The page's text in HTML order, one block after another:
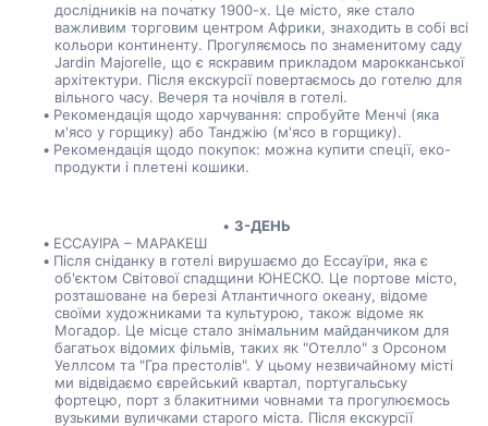
дослідників на початку 1900-х. Це місто, яке стало
важливим торговим центром Африки, знаходить в собі всі
кольори континенту. Прогуляємось по знаменитому саду
Jardin Majorelle, що є яскравим прикладом марокканської
архітектури. Після екскурсії повертаємось до готелю для
вільного часу. Вечеря та ночівля в готелі.
Рекомендація щодо харчування: спробуйте Менчі (яка
м'ясо у горщику) або Танджію (м'ясо в горщику).
Рекомендація щодо покупок: можна купити спеції, еко-
продукти і плетені кошики.
3-ДЕНЬ
ЕССАУІРА – МАРАКЕШ
Після сніданку в готелі вирушаємо до Ессауїри, яка є
об'єктом Світової спадщини ЮНЕСКО. Це портове місто,
розташоване на березі Атлантичного океану, відоме
своїми художниками та культурою, також відоме як
Могадор. Це місце стало знімальним майданчиком для
багатьох відомих фільмів, таких як "Отелло" з Орсоном
Уеллсом та "Гра престолів". У цьому незвичайному місті
ми відвідаємо єврейський квартал, португальську
фортецю, порт з блакитними човнами та прогулюємось
вузькими вуличками старого міста. Після екскурсії